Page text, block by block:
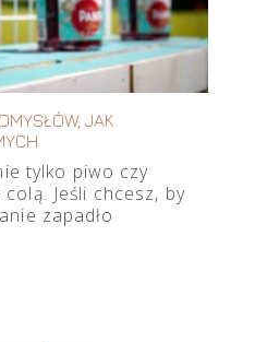
JAK
tylko piwo czy
Jeśli chcesz, by
zapadło